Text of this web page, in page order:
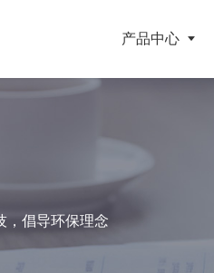
产品中心
破碎设备
废电池
废旧电缆
，倡导环保理念